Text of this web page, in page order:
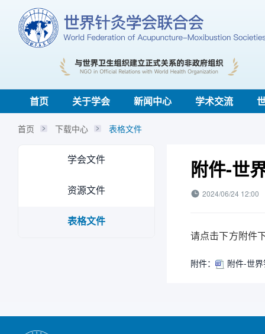
首页 关于学会 新闻中心 学术交流
首页 下载中心 表格文件
学会文件
资源文件
表格文件
附件-世
2024/06/24 12:00
请点击下方附件
附件： 附件-世